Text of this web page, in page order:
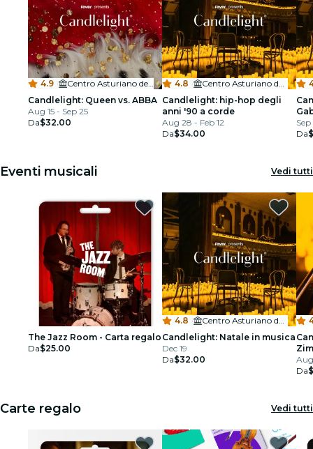
4.9 ·
Centro Asturiano de Tampa
Candlelight: Queen vs. ABBA
Aug 15 - Sep 25
Da$32.00
4.8 ·
Centro Asturiano de Tampa
Candlelight: hip-hop degli
anni '90 a corde
Aug 28 - Feb 12
Da$34.00
Sep
Da
Eventi musicali Vedi tutti
The Jazz Room - Carta regalo
Da$25.00
4.8 ·
Centro Asturiano de Tampa
Candlelight: Natale in musica
Dec 19
Da$32.00
Da
Carte regalo Vedi tutti